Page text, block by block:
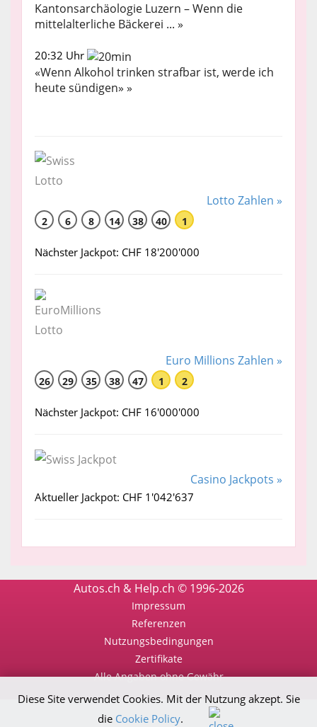
Kantonsarchäologie Luzern – Wenn die
mittelalterliche Bäckerei ... »
20:32 Uhr
«Wenn Alkohol trinken strafbar ist, werde ich
heute sündigen» »
Lotto Zahlen »
2 6 8 14 38 40 1
Nächster Jackpot: CHF 18'200'000
Euro Millions Zahlen »
26 29 35 38 47 1 2
Nächster Jackpot: CHF 16'000'000
Casino Jackpots »
Aktueller Jackpot: CHF 1'042'637
Autos.ch & Help.ch © 1996-2026
Impressum
Referenzen
Nutzungsbedingungen
Zertifikate
Alle Angaben ohne Gewähr
Diese Site verwendet Cookies. Mit der Nutzung akzept. Sie
die Cookie Policy.